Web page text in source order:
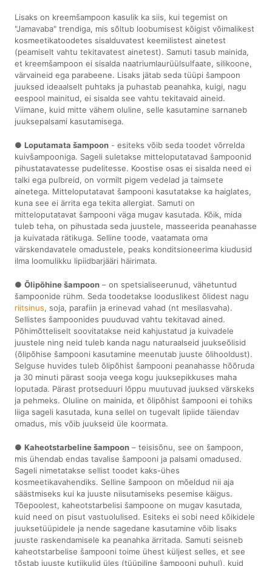
Lisaks on kreemšampoon kasulik ka siis, kui tegemist on
"Jamavaba" trendiga, mis sõltub loobumisest kõigist võimalikest
kosmeetikatoodetes sisalduvatest keemilistest ainetest
(peamiselt vahtu tekitavatest ainetest). Samuti tasub mainida,
et kreemšampoon ei sisalda naatriumlaurüülsulfaate, silikoone,
värvaineid ega parabeene. Lisaks jätab seda tüüpi šampoon
juuksed ideaalselt puhtaks ja puhastab peanahka, kuigi, nagu
eespool mainitud, ei sisalda see vahtu tekitavaid aineid.
Viimane, kuid mitte vähem oluline, selle kasutamine sarnaneb
juuksepalsami kasutamisega.
●Loputamata šampoon - esiteks võib seda toodet võrrelda
kuivšampooniga. Sageli suletakse mitteloputatavad šampoonid
pihustatavatesse pudelitesse. Koostise osas ei sisalda need ei
talki ega pulbreid, on vormilt pigem vedelad ja taimsete
ainetega. Mitteloputatavat šampooni kasutatakse ka haiglates,
kuna see ei ärrita ega tekita allergiat. Samuti on
mitteloputatavat šampooni väga mugav kasutada. Kõik, mida
tuleb teha, on pihustada seda juustele, masseerida peanahasse
ja kuivatada rätikuga. Selline toode, vaatamata oma
värskendavatele omadustele, peaks konditsioneerima kiudusid
ilma loomulikku lipiidbarjääri häirimata.
●Õlipõhine šampoon – on spetsialiseerunud, vähetuntud
šampoonide rühm. Seda toodetakse looduslikest õlidest nagu
riitsinus, soja, parafiin ja erinevad vahad (nt mesilasvaha).
Sellistes šampoonides puuduvad vahtu tekitavad ained.
Põhimõtteliselt soovitatakse neid kahjustatud ja kuivadele
juustele ning neid tuleb kanda nagu naturaalseid juukseõlisid
(õlipõhise šampooni kasutamine meenutab juuste õlihooldust).
Selguse huvides tuleb õlipõhist šampooni peanahasse hõõruda
ja 30 minuti pärast sooja veega kogu juuksepikkuses maha
loputada. Pärast protseduuri lõppu muutuvad juuksed värskeks
ja pehmeks. Oluline on mainida, et õlipõhist šampooni ei tohiks
liiga sageli kasutada, kuna sellel on tugevalt lipiide täiendav
omadus, mis võib juukseid üle koormata.
●Kaheotstarbeline šampoon – teisisõnu, see on šampoon,
mis ühendab endas tavalise šampooni ja palsami omadused.
Sageli nimetatakse sellist toodet kaks-ühes
kosmeetikavahendiks. Selline šampoon on mõeldud nii aja
säästmiseks kui ka juuste niisutamiseks pesemise käigus.
Tõepoolest, kaheotstarbelisi šampoone on mugav kasutada,
kuid need on pisut vastuolulised. Esiteks ei sobi need kõikidele
juuksetüüpidele ja nende sagedane kasutamine võib lisaks
juuste raskendamisele ka peanahka ärritada. Samuti seisneb
kaheotstarbelise šampooni toime ühest küljest selles, et see
tõstab juuste kutiikulid üles (tüüpiline šampooni puhul), kuid